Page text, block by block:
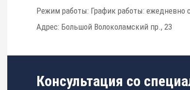
Режим работы: График работы: ежедневно
Адрес: Большой Волоколамский пр., 23
Консультация со